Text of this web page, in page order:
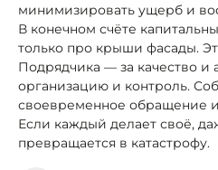
минимизировать ущерб и
В конечном счёте
только про крыши фасады.
Подрядчика — за качество и
организацию и контроль.
своевременное обращение
Если каждый делает своё,
превращается в катастрофу.